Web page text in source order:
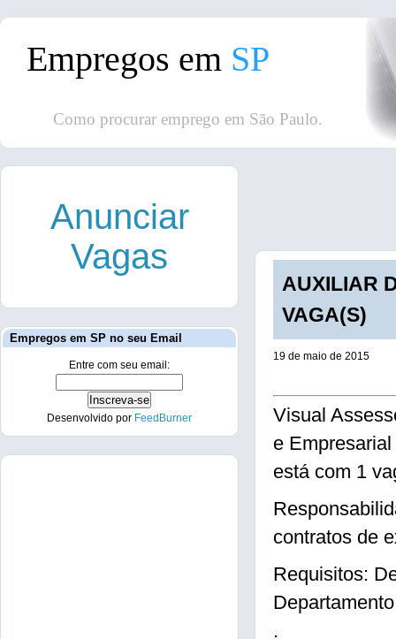
Empregos em SP
Como procurar emprego em São Paulo.
AUXILIAR
VAGA(S)
19 de maio de 2015
Visual
e
está com 1
contratos de
Requisitos:
.
Anunciar
Vagas
Empregos em SP no seu Email
Entre com seu email:
Desenvolvido por FeedBurner